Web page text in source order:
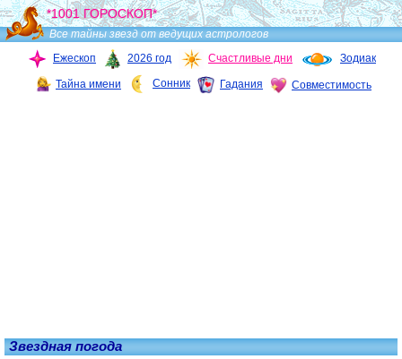
*1001 ГОРОСКОП*
Все тайны звезд от ведущих астрологов
Ежескоп
2026 год Счастливые дни Зодиак
Тайна имени Сонник Гадания Совместимость
Звездная погода